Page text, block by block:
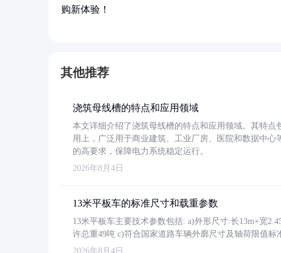
购新体验！
其他推荐
浇筑母线槽的特点和应用领域
本文详细介绍了浇筑母线槽的特点和应用领域。其特
用上，广泛用于商业建筑、工业厂房、医院和数据中
的高要求，保障电力系统稳定运行。
2026年8月4日
13米平板车的标准尺寸和载重参数
13米平板车主要技术参数包括: a)外形尺寸:长13m×宽
许总重49吨 c)符合国家道路车辆外廓尺寸及轴荷限值标
2026年8月4日